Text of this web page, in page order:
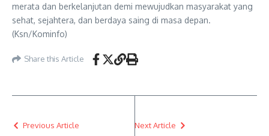
merata dan berkelanjutan demi mewujudkan masyarakat yang
sehat, sejahtera, dan berdaya saing di masa depan.
(Ksn/Kominfo)
Share this Article
Previous Article Next Article